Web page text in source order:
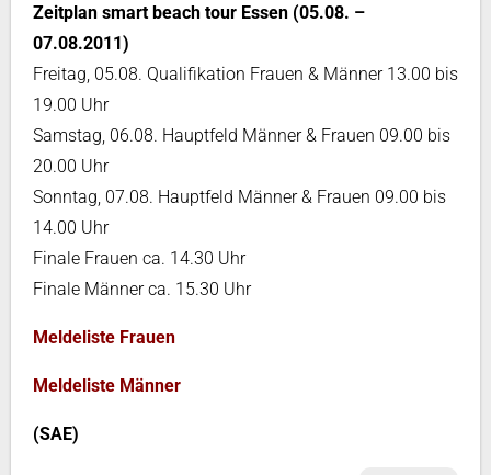
Zeitplan smart beach tour Essen (05.08. –
07.08.2011)
Freitag, 05.08. Qualifikation Frauen & Männer 13.00 bis
19.00 Uhr
Samstag, 06.08. Hauptfeld Männer & Frauen 09.00 bis
20.00 Uhr
Sonntag, 07.08. Hauptfeld Männer & Frauen 09.00 bis
14.00 Uhr
Finale Frauen ca. 14.30 Uhr
Finale Männer ca. 15.30 Uhr
Meldeliste Frauen
Meldeliste Männer
(SAE)